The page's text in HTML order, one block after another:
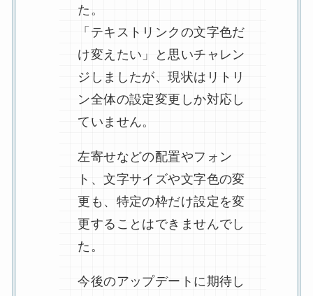
た。
「テキストリンクの文字色だ
け変えたい」と思いチャレン
ジしましたが、現状はリトリ
ン全体の設定変更しか対応し
ていません。
左寄せなどの配置やフォン
ト、文字サイズや文字色の変
更も、特定の枠だけ設定を変
更することはできませんでし
た。
今後のアップデートに期待し